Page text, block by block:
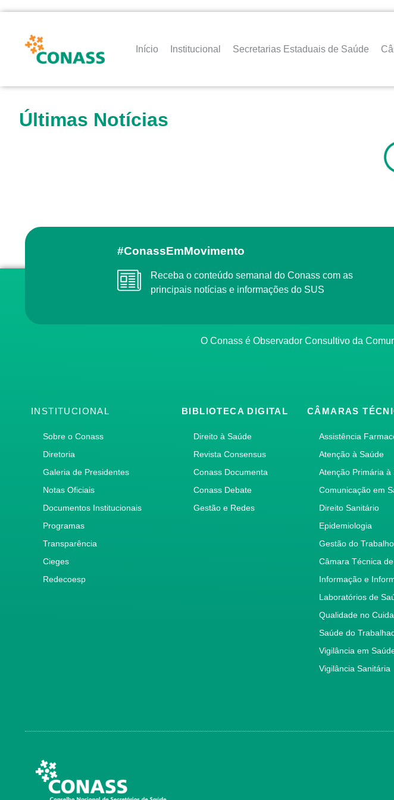
Início Institucional Secretarias Estaduais de Saúde
Últimas Notícias
#ConassEmMovimento
Receba o conteúdo semanal do Conass com as
principais notícias e informações do SUS
O Conass é Observador Consultivo da
INSTITUCIONAL
Sobre o Conass
Diretoria
Galeria de Presidentes
Notas Oficiais
Documentos Institucionais
Programas
Transparência
Cieges
Redecoesp
BIBLIOTECA DIGITAL
Direito à Saúde
Revista Consensus
Conass Documenta
Conass Debate
Gestão e Redes
CÂMARAS
Assistência
Atenção à Saúde
Atenção Primária à
Comunicação em
Direito Sanitário
Epidemiologia
Gestão do
Câmara Técnica
Informação e
Laboratórios de
Qualidade no
Saúde do
Vigilância em
Vigilância Sanitária